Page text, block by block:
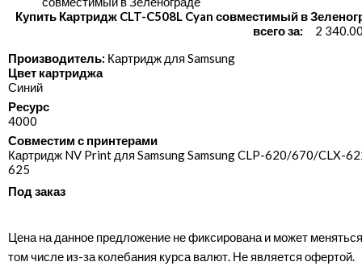
Купить Картридж CLT-C508L Cyan совместимый в
всего за:
2
Производитель: Картридж для Samsung
Цвет картриджа
Синий
Ресурс
4000
Совместим с принтерами
Картридж NV Print для Samsung Samsung CLP-620/​670/​CLX-
625
Под заказ
Цена на данное предложение не фиксирована и может
том числе из-за колебания курса валют. Не является офертой.